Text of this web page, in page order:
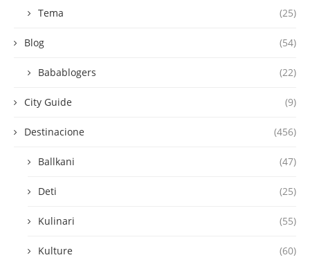
Tema (25)
Blog (54)
Babablogers (22)
City Guide (9)
Destinacione (456)
Ballkani (47)
Deti (25)
Kulinari (55)
Kulture (60)